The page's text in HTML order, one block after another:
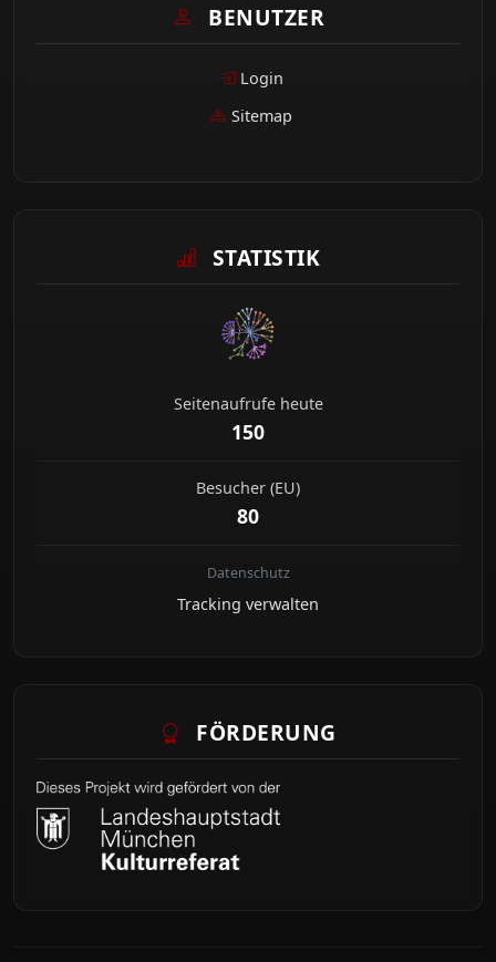
BENUTZER
Login
Sitemap
STATISTIK
Seitenaufrufe heute
150
Besucher (EU)
80
Datenschutz
Tracking verwalten
FÖRDERUNG